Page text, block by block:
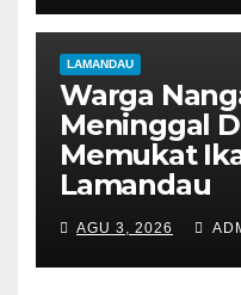
LAMANDAU
Warga
Meninggal
Memukat
Lamandau
AGU 3, 2026